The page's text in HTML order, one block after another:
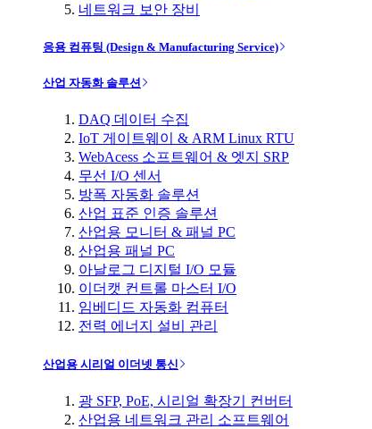
네트워크 보안 장비
응용 컴퓨팅 (Design & Manufacturing Service)
산업 자동화 솔루션
DAQ 데이터 수집
IoT 게이트웨이 & ARM Linux RTU
WebAcess 소프트웨어 & 엣지 SRP
무선 I/O 센서
방폭 자동화 솔루션
산업 표준 인증 솔루션
산업용 모니터 & 패널 PC
산업용 패널 PC
아날로그 디지털 I/O 모듈
이더캣 컨트롤 마스터 I/O
임베디드 자동화 컴퓨터
전력 에너지 설비 관리
산업용 시리얼 이더넷 통신
광 SFP, PoE, 시리얼 확장기 컨버터
산업용 네트워크 관리 소프트웨어